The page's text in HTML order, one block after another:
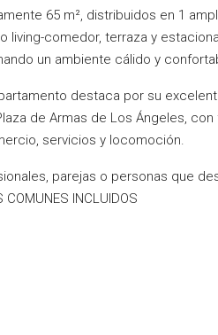
65 m², distribuidos en 1
living-comedor, terraza y
un ambiente cálido y
destaca por su
de Armas de Los Ángeles,
servicios y locomoción.
parejas o personas que
INCLUIDOS